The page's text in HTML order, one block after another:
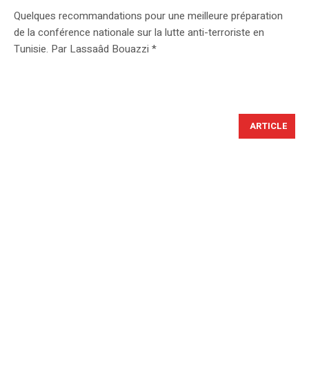
Quelques recommandations pour une meilleure préparation
de la conférence nationale sur la lutte anti-terroriste en
Tunisie. Par Lassaâd Bouazzi *
ARTICLE